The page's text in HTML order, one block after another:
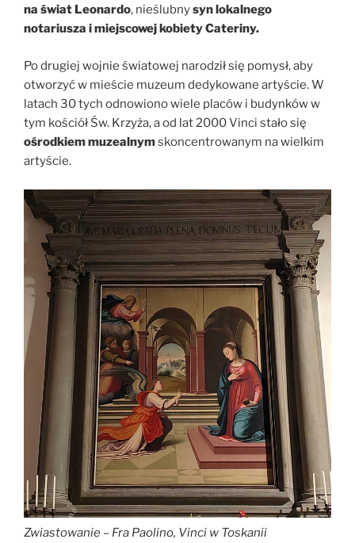
na świat Leonardo, nieślubnysyn lokalnego
notariusza i miejscowej kobiety Cateriny.
Po drugiej wojnie światowej narodził się pomysł, aby
otworzyć w mieście muzeum dedykowane artyście. W
latach 30 tych odnowiono wiele placów i budynków w
tym kościół Św. Krzyża, a od lat 2000 Vinci stało się
ośrodkiem muzealnymskoncentrowanym na wielkim
artyście.
Zwiastowanie – Fra Paolino, Vinci w Toskanii